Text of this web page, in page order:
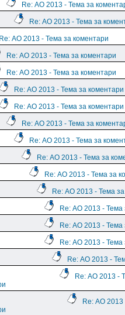
Re: АО 2013 - Тема за
Re: АО 2013 - Тема за
Re: АО 2013 - Тема за коментари
Re: АО 2013 - Тема за коментари
Re: АО 2013 - Тема за коментари
Re: АО 2013 - Тема за коментари
Re: АО 2013 - Тема за коментари
Re: АО 2013 - Тема за
Re: АО 2013 - Тема за
Re: АО 2013 - Тема за
Re: АО 2013 - Тема за
Re: АО 2013 - Тема
Re: АО 2013 - Тема
Re: АО 2013 - Тема
Re: АО 2013 - Тема
Re: АО 2013 -
Re: АО 2013 -
Re: АО 2013